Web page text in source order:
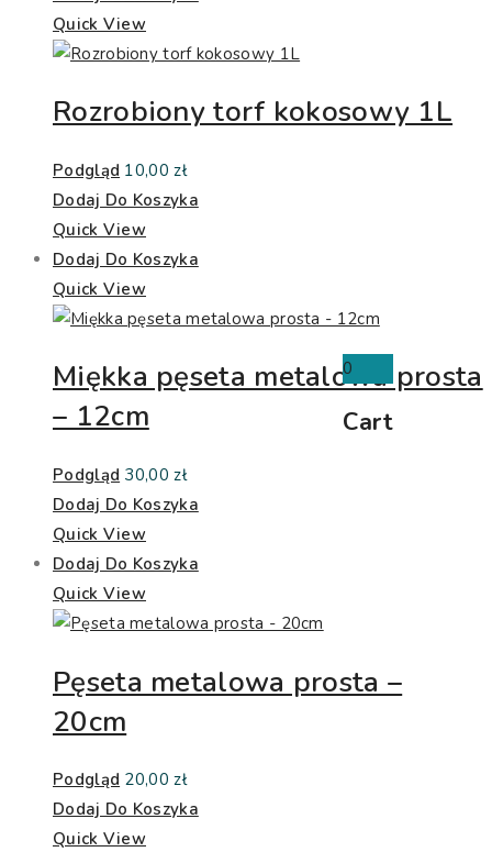
0
Cart
Quick View
Rozrobiony torf kokosowy 1L
Podgląd 10,00zł
Dodaj Do Koszyka
Quick View
Dodaj Do Koszyka
Quick View
Miękka pęseta metalowa prosta
– 12cm
Podgląd 30,00zł
Dodaj Do Koszyka
Quick View
Dodaj Do Koszyka
Quick View
Pęseta metalowa prosta –
20cm
Podgląd 20,00zł
Dodaj Do Koszyka
Quick View